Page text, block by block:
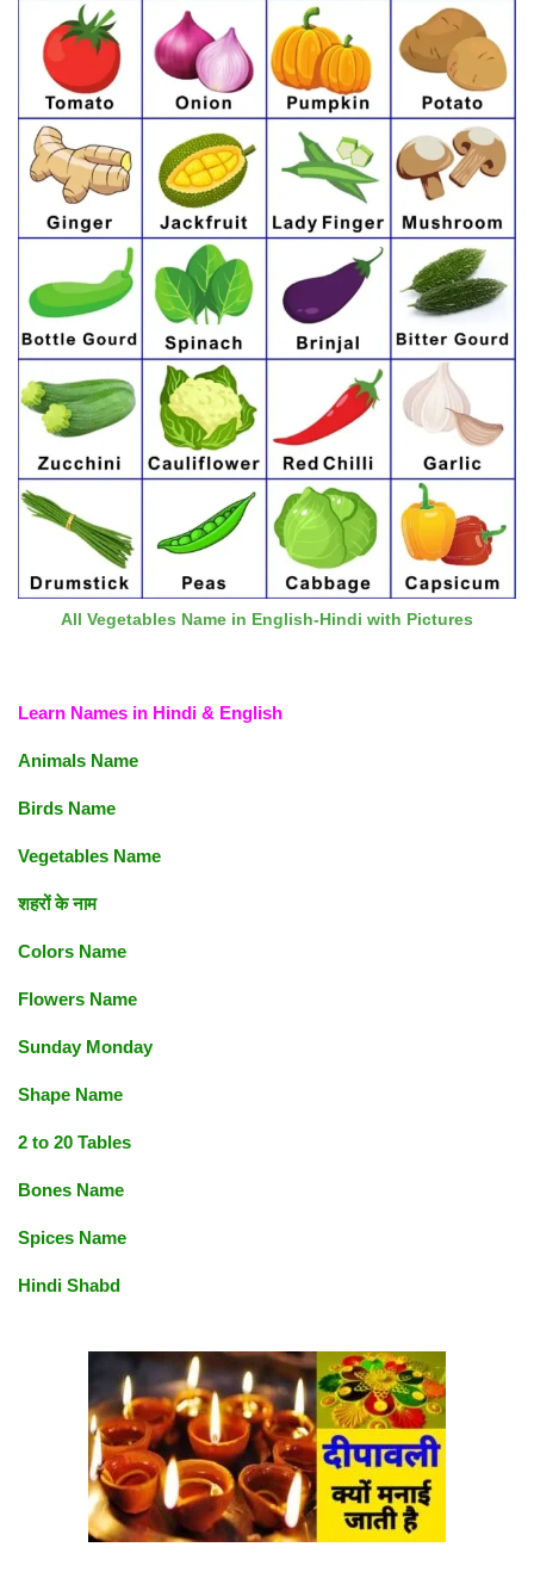
All Vegetables Name in English-Hindi with Pictures
Learn Names in Hindi & English
Animals Name
Birds Name
Vegetables Name
शहरों के नाम
Colors Name
Flowers Name
Sunday Monday
Shape Name
2 to 20 Tables
Bones Name
Spices Name
Hindi Shabd